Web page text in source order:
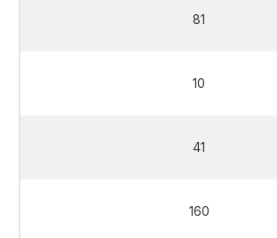
81
10
41
160